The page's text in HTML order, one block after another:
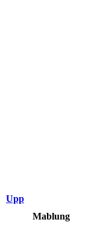
Upp
Mablung